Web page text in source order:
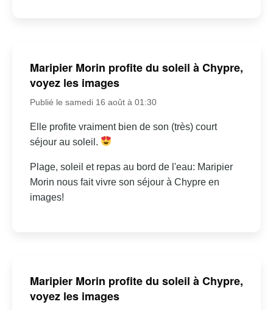
Maripier Morin profite du soleil à Chypre,
voyez les images
Publié le samedi 16 août à 01:30
Elle profite vraiment bien de son (très) court
séjour au soleil.
Plage, soleil et repas au bord de l'eau: Maripier
Morin nous fait vivre son séjour à Chypre en
images!
Maripier Morin profite du soleil à Chypre,
voyez les images